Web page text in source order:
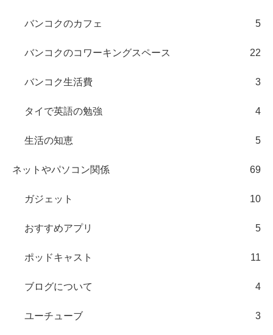
バンコクのカフェ 5
バンコクのコワーキングスペース 22
バンコク生活費 3
タイで英語の勉強 4
生活の知恵 5
ネットやパソコン関係 69
ガジェット 10
おすすめアプリ 5
ポッドキャスト 11
ブログについて 4
ユーチューブ 3